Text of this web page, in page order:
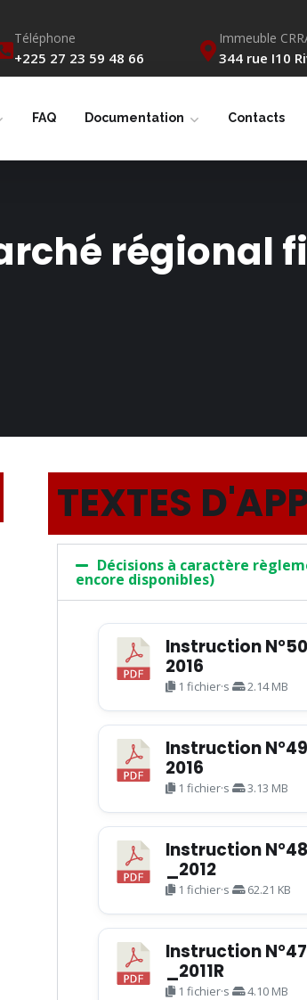
Téléphone
+225 27 23 59 48 66
Immeuble
344 rue I10
FAQ Documentation Contacts
régional
TEXTES
Décisions à caractère
encore disponibles)
Instruction
2016
1 fichier·s 2.14 MB
Instruction
2016
1 fichier·s 3.13 MB
Instruction N°48
_2012
1 fichier·s 62.21 KB
Instruction N°47
_2011R
1 fichier·s 4.10 MB